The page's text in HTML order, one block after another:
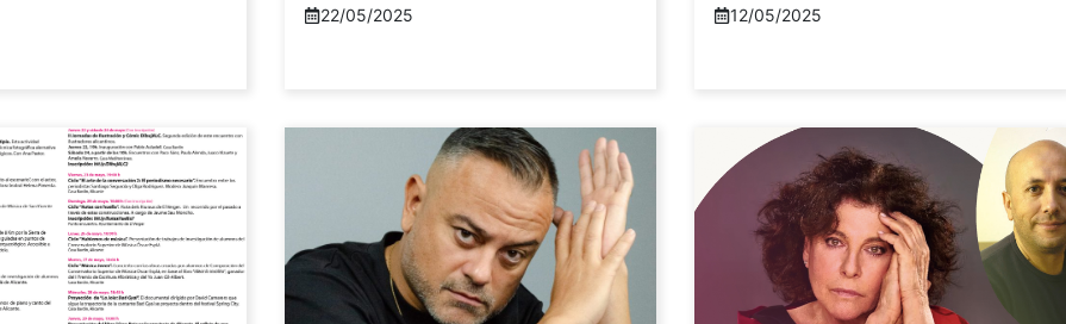
22/05/2025 12/05/2025